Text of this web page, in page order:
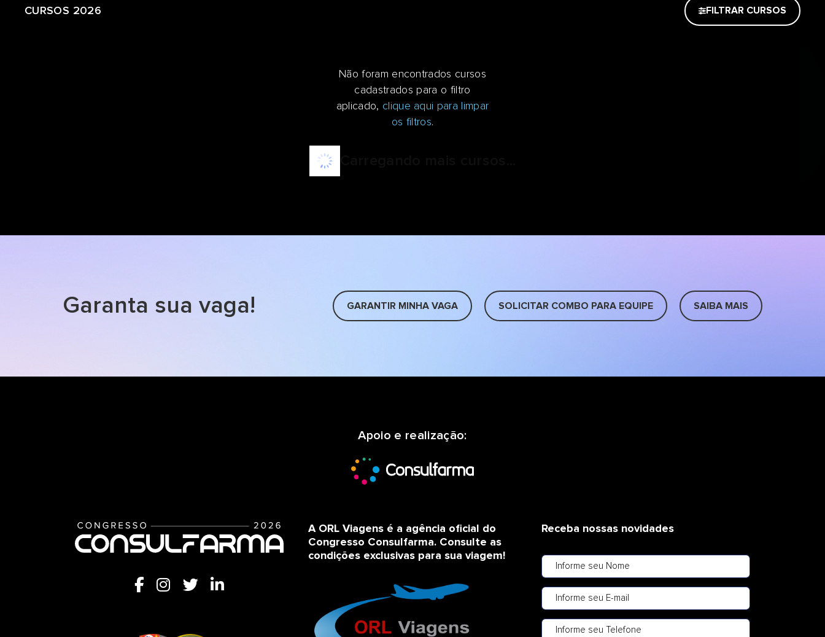
CURSOS 2026 FILTRAR CURSOS
Não foram encontrados cursos
cadastrados para o filtro
aplicado, clique aqui para limpar
os filtros.
Garanta sua vaga! GARANTIR MINHA VAGA SOLICITAR COMBO PARA EQUIPE SAIBA MAIS
Apoio e realização:
A ORL Viagens é a agência oficial do
Congresso Consulfarma. Consulte as
condições exclusivas para sua viagem!
Receba nossas novidades